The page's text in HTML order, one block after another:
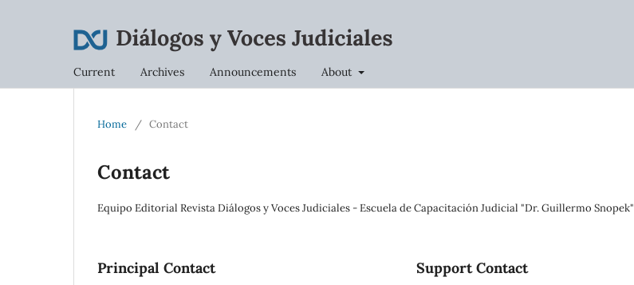
Current Archives Announcements About
Home / Contact
Contact
Equipo Editorial Revista Diálogos y Voces Judiciales - Escuela de Capacitación Judicial "Dr. Guillermo Snopek"
Principal Contact Support Contact